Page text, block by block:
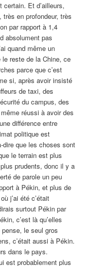
certain. Et d’ailleurs,
en profondeur, très
par rapport à 1,4
absolument pas
quand même un
reste de la Chine, ce
parce que c’est
si, après avoir insisté
de taxi, des
du campus, des
réussi à avoir des
différence entre
politique est
dire que les choses sont
le terrain est plus
prudents, donc il y a
de parole un peu
à Pékin, et plus de
j’ai été c’était
surtout Pékin par
c’est là qu’elles
le seul gros
c’était aussi à Pékin.
dans le pays.
est probablement plus